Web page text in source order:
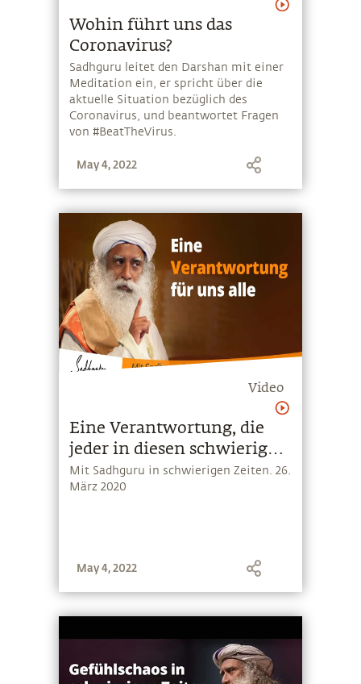
Wohin führt uns das
Coronavirus?
Sadhguru leitet den Darshan mit einer
Meditation ein, er spricht über die
aktuelle Situation bezüglich des
Coronavirus, und beantwortet Fragen
von #BeatTheVirus.
May 4, 2022
Video
Eine Verantwortung, die
jeder in diesen schwierigen
Zeiten übernehmen muss
Mit Sadhguru in schwierigen Zeiten. 26.
März 2020
May 4, 2022